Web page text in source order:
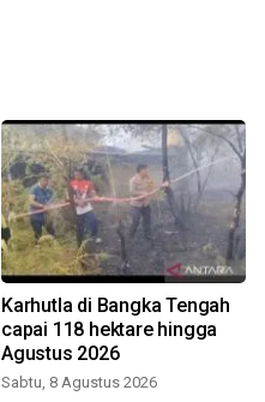
Karhutla di Bangka Tengah
capai 118 hektare hingga
Agustus 2026
Sabtu, 8 Agustus 2026